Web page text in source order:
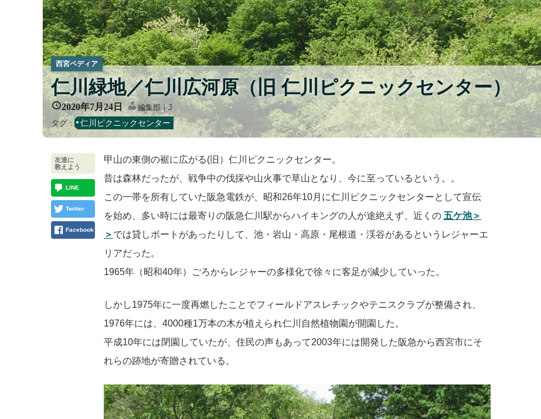
西宮ペディア
仁川緑地／仁川広河原（旧 仁川ピクニックセンター）
2020年7月24日 編集部｜J
タグ : 仁川ピクニックセンター
甲山の東側の裾に広がる(旧）仁川ピクニックセンター。
昔は森林だったが、戦争中の伐採や山火事で草山となり、今に至っているという。。
この一帯を所有していた阪急電鉄が、昭和26年10月に仁川ピクニックセンターとして宣伝
を始め、多い時には最寄りの阪急仁川駅からハイキングの人が途絶えず、近くの 五ケ池＞
＞ では貸しボートがあったりして、池・岩山・高原・尾根道・渓谷があるというレジャーエ
リアだった。
1965年（昭和40年）ごろからレジャーの多様化で徐々に客足が減少していった。
しかし1975年に一度再燃したことでフィールドアスレチックやテニスクラブが整備され、
1976年には、4000種1万本の木が植えられ仁川自然植物園が開園した。
平成10年には閉園していたが、住民の声もあって2003年には開発した阪急から西宮市にそ
れらの跡地が寄贈されている。
友達に
教えよう
LINE
Twitter
Facebook